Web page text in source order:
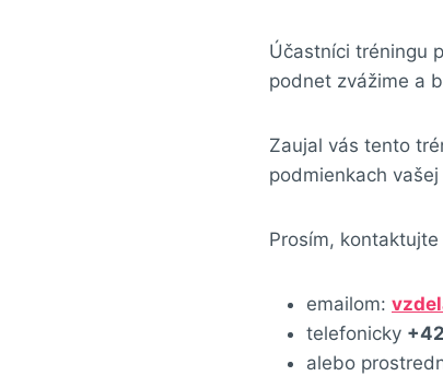
Účastníci tréningu
podnet zvážime a
Zaujal vás tento
podmienkach
Prosím,
emailom:
telefonicky
alebo